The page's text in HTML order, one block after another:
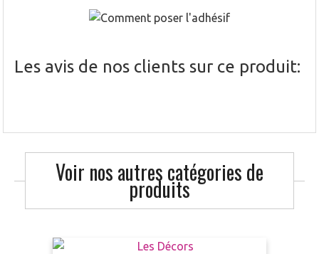
Les avis de nos clients sur ce produit:
Voir nos autres catégories de
produits